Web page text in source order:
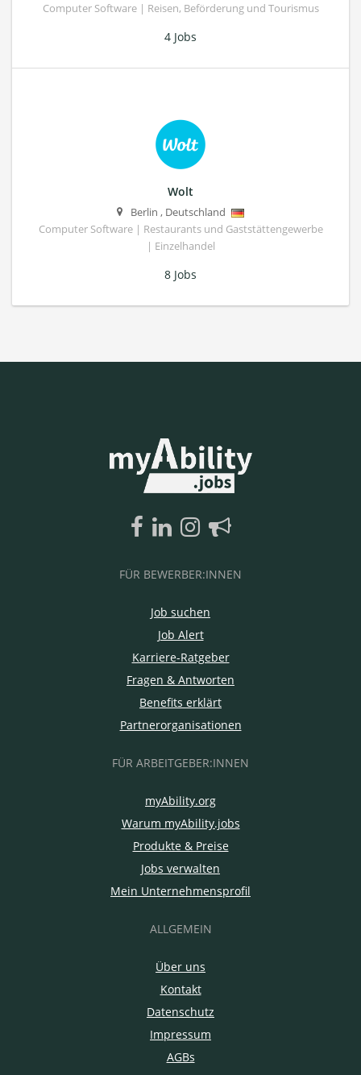
Computer Software | Reisen, Beförderung und Tourismus
4 Jobs
Wolt
Berlin , Deutschland
Computer Software | Restaurants und Gaststättengewerbe
| Einzelhandel
8 Jobs
FÜR BEWERBER:INNEN
Job suchen
Job Alert
Karriere-Ratgeber
Fragen & Antworten
Benefits erklärt
Partnerorganisationen
FÜR ARBEITGEBER:INNEN
myAbility.org
Warum myAbility.jobs
Produkte & Preise
Jobs verwalten
Mein Unternehmensprofil
ALLGEMEIN
Über uns
Kontakt
Datenschutz
Impressum
AGBs